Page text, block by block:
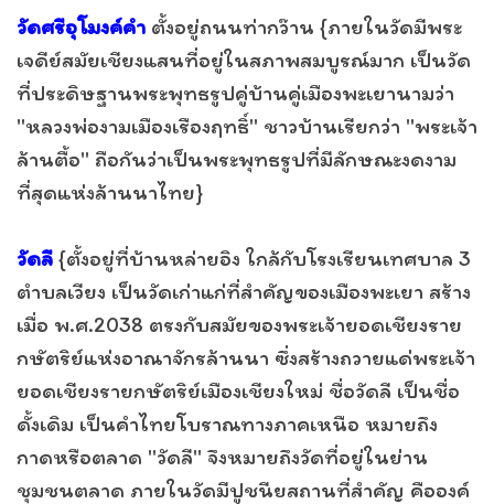
วัดศรีอุโมงค์คำ ตั้งอยู่ถนนท่ากว๊าน {ภายในวัดมีพระ
เจดีย์สมัยเชียงแสนที่อยู่ในสภาพสมบูรณ์มาก เป็นวัด
ที่ประดิษฐานพระพุทธรูปคู่บ้านคู่เมืองพะเยานามว่า
"หลวงพ่องามเมืองเรืองฤทธิ์" ชาวบ้านเรียกว่า "พระเจ้า
ล้านตื้อ" ถือกันว่าเป็นพระพุทธรูปที่มีลักษณะงดงาม
ที่สุดแห่งล้านนาไทย}
วัดลี {ตั้งอยู่ที่บ้านหล่ายอิง ใกล้กับโรงเรียนเทศบาล 3
ตำบลเวียง เป็นวัดเก่าแก่ที่สำคัญของเมืองพะเยา สร้าง
เมื่อ พ.ศ.2038 ตรงกับสมัยของพระเจ้ายอดเชียงราย
กษัตริย์แห่งอาณาจักรล้านนา ซึ่งสร้างถวายแด่พระเจ้า
ยอดเชียงรายกษัตริย์เมืองเชียงใหม่ ชื่อวัดลี เป็นชื่อ
ดั้งเดิม เป็นคำไทยโบราณทางภาคเหนือ หมายถึง
กาดหรือตลาด "วัดลี" จึงหมายถึงวัดที่อยู่ในย่าน
ชุมชนตลาด ภายในวัดมีปูชนียสถานที่สำคัญ คือองค์